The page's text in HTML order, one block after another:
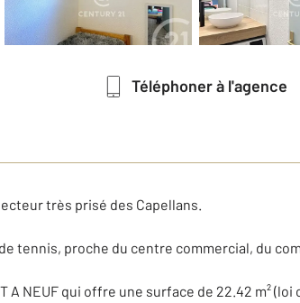
Téléphoner à l'agence
très prisé des Capellans.
tennis, proche du centre commercial, du
NEUF qui offre une surface de 22.42 m² (loi